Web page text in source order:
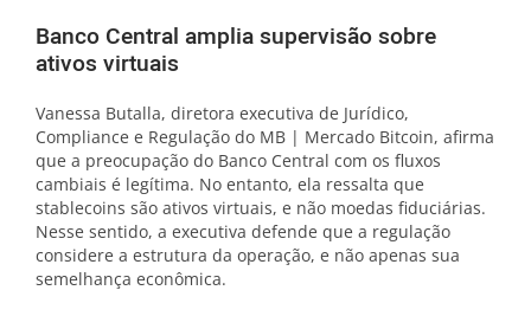
Banco Central amplia supervisão sobre
ativos virtuais
Vanessa Butalla, diretora executiva de Jurídico,
Compliance e Regulação do MB | Mercado Bitcoin, afirma
que a preocupação do Banco Central com os fluxos
cambiais é legítima. No entanto, ela ressalta que
stablecoins são ativos virtuais, e não moedas fiduciárias.
Nesse sentido, a executiva defende que a regulação
considere a estrutura da operação, e não apenas sua
semelhança econômica.